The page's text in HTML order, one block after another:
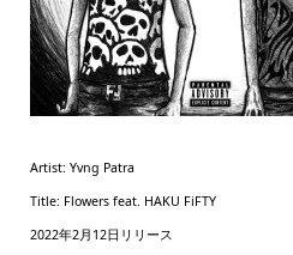
Artist: Yvng Patra
Title: Flowers feat. HAKU FiFTY
2022年2月12日リリース